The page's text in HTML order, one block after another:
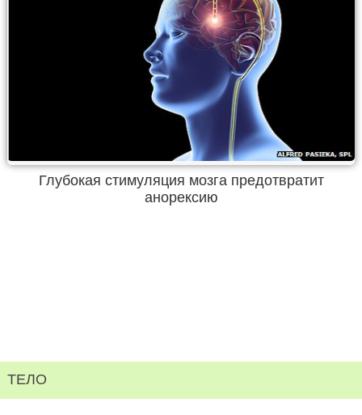
Глубокая стимуляция мозга предотвратит
анорексию
ТЕЛО